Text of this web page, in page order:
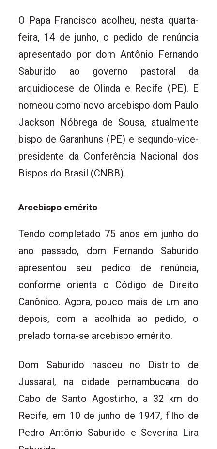
O Papa Francisco acolheu, nesta quarta-
feira, 14 de junho, o pedido de renúncia
apresentado por dom Antônio Fernando
Saburido ao governo pastoral da
arquidiocese de Olinda e Recife (PE). E
nomeou como novo arcebispo dom Paulo
Jackson Nóbrega de Sousa, atualmente
bispo de Garanhuns (PE) e segundo-vice-
presidente da Conferência Nacional dos
Bispos do Brasil (CNBB).
Arcebispo emérito
Tendo completado 75 anos em junho do
ano passado, dom Fernando Saburido
apresentou seu pedido de renúncia,
conforme orienta o Código de Direito
Canônico. Agora, pouco mais de um ano
depois, com a acolhida ao pedido, o
prelado torna-se arcebispo emérito.
Dom Saburido nasceu no Distrito de
Jussaral, na cidade pernambucana do
Cabo de Santo Agostinho, a 32 km do
Recife, em 10 de junho de 1947, filho de
Pedro Antônio Saburido e Severina Lira